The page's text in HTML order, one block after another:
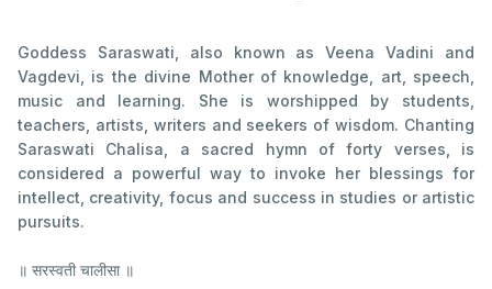
Goddess Saraswati, also known as Veena Vadini and
Vagdevi, is the divine Mother of knowledge, art, speech,
music and learning. She is worshipped by students,
teachers, artists, writers and seekers of wisdom. Chanting
Saraswati Chalisa, a sacred hymn of forty verses, is
considered a powerful way to invoke her blessings for
intellect, creativity, focus and success in studies or artistic
pursuits.
॥ सरस्वती चालीसा ॥